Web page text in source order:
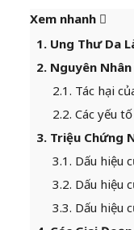
Xem nhanh
1. Ung Thư Da
2. Nguyên
2.1. Tác hại
2.2. Các yếu
3. Triệu Chứng
3.1. Dấu hiệu
3.2. Dấu hiệu
3.3. Dấu hiệu